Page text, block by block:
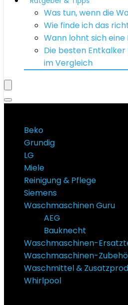
Was tun, wenn die
Wie finde ich das
Wann lohnt sich
Die besten
im Vergleich
Beko
Grundig
LG
Miele
Reinigung & Pflege
Siemens
Waschmaschinen Guru
AEG
Bauknecht
Waschmaschinen-
Waschmaschinen-
Waschmittel &
Whirlpool